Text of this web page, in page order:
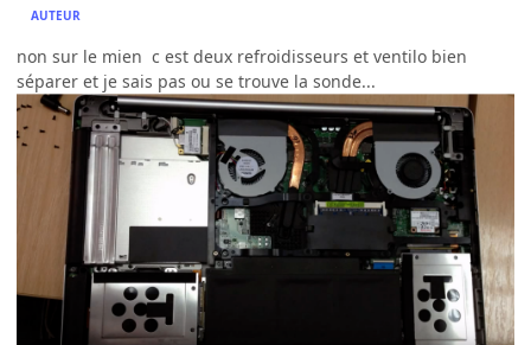
AUTEUR
non sur le mien c est deux refroidisseurs et ventilo bien
séparer et je sais pas ou se trouve la sonde...